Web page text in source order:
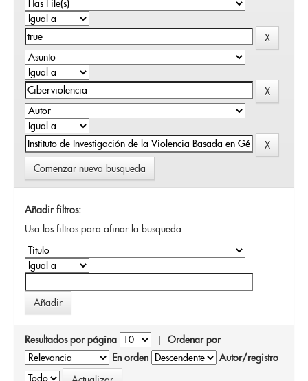
Comenzar nueva busqueda
Añadir filtros:
Usa los filtros para afinar la busqueda.
Resultados por página | Ordenar por
En orden
Autor/registro